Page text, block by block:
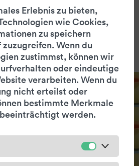
Erlebnis zu bieten,
wie Cookies,
zu speichern
Wenn du
zustimmst, können wir
oder eindeutige
verarbeiten. Wenn du
nicht erteilst oder
bestimmte Merkmale
werden.